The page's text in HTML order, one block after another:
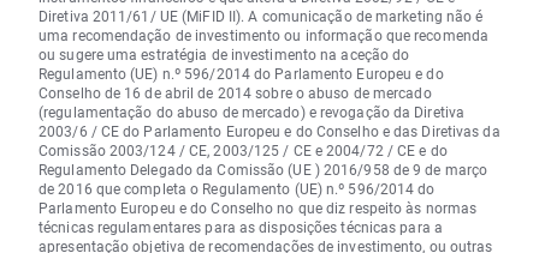
Diretiva 2011/61/ UE (MiFID II). A comunicação de marketing não é
uma recomendação de investimento ou informação que recomenda
ou sugere uma estratégia de investimento na aceção do
Regulamento (UE) n.º 596/2014 do Parlamento Europeu e do
Conselho de 16 de abril de 2014 sobre o abuso de mercado
(regulamentação do abuso de mercado) e revogação da Diretiva
2003/6 / CE do Parlamento Europeu e do Conselho e das Diretivas da
Comissão 2003/124 / CE, 2003/125 / CE e 2004/72 / CE e do
Regulamento Delegado da Comissão (UE ) 2016/958 de 9 de março
de 2016 que completa o Regulamento (UE) n.º 596/2014 do
Parlamento Europeu e do Conselho no que diz respeito às normas
técnicas regulamentares para as disposições técnicas para a
apresentação objetiva de recomendações de investimento, ou outras